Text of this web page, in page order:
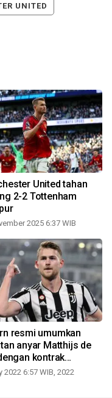
UNITED
United tahan
2-2 Tottenham
2025 6:37 WIB
resmi umumkan
anyar Matthijs de
kontrak
lima tahun
2022 6:57 WIB, 2022